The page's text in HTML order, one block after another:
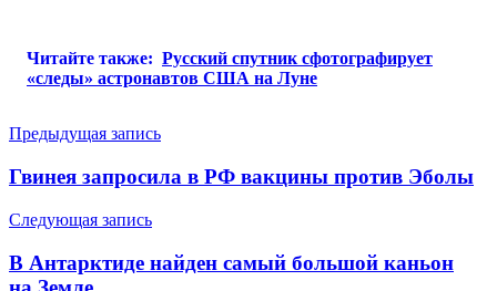
Читайте также: Русский спутник сфотографирует
«следы» астронавтов США на Луне
Навигация
по
Предыдущая запись
Гвинея запросила в РФ вакцины против Эболы
Следующая запись
В Антарктиде найден самый большой каньон